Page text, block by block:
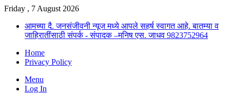
Friday , 7 August 2026
आमच्या दै. जनसंजीवनी न्यूज मध्ये आपले सहर्ष स्वागत आहे. बातम्या व
जाहिरातींसाठी संपर्क - संपादक –मनिष एस. जाधव 9823752964
Home
Privacy Policy
Menu
Log In